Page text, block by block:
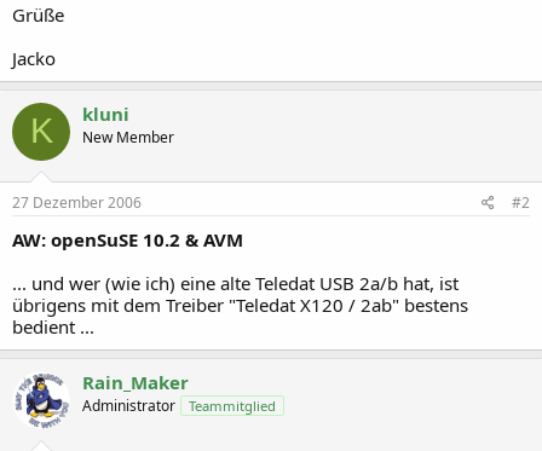
Grüße
Jacko
K kluni
New Member
27 Dezember 2006 #2
AW: openSuSE 10.2 & AVM
... und wer (wie ich) eine alte Teledat USB 2a/b hat, ist
übrigens mit dem Treiber "Teledat X120 / 2ab" bestens
bedient ...
Rain_Maker
Administrator Teammitglied